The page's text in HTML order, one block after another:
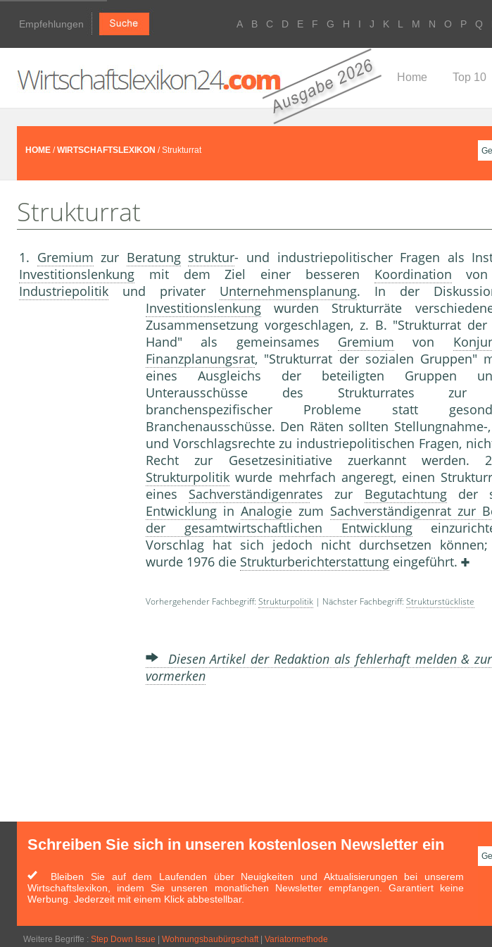
Empfehlungen A B C D E F G H I J K L M N O P Q
Home Top 10
HOME /WIRTSCHAFTSLEXIKON / Strukturrat
Strukturrat
1. Gremium zur Beratung struktur- und industriepolitischer Fragen als
Investitionslenkung mit dem Ziel einer besseren Koordination von
Industriepolitik und privater Unternehmensplanung. In der
Investitionslenkung wurden Strukturräte
Zusammensetzung vorgeschlagen, z. B. "Strukturrat
Hand" als gemeinsames Gremium von
Finanzplanungsrat, "Strukturrat der sozialen Gruppen"
eines Ausgleichs der beteiligten Gruppen
Unterausschüsse des Strukturrates zur
branchenspezifischer Probleme statt
Branchenausschüsse. Den Räten sollten Stellungnahme-
und Vorschlagsrechte zu industriepolitischen Fragen,
Recht zur Gesetzesinitiative zuerkannt
Strukturpolitik wurde mehrfach angeregt, einen
eines Sachverständigenrates zur Begutachtungder
Entwicklung in Analogie zum Sachverständigenrat zur
der gesamtwirtschaftlichen Entwicklung
Vorschlag hat sich jedoch nicht durchsetzen können;
wurde 1976 die Strukturberichterstattung eingeführt.
Vorhergehender Fachbegriff: Strukturpolitik | Nächster Fachbegriff: Strukturstückliste
Diesen Artikel der Redaktion als fehlerhaft melden &
vormerken
Schreiben Sie sich in unseren kostenlosen Newsletter ein
Bleiben Sie auf dem Laufenden über Neuigkeiten und Aktualisierungen bei unserem
Wirtschaftslexikon, indem Sie unseren monatlichen Newsletter empfangen. Garantiert keine
Werbung. Jederzeit mit einem Klick abbestellbar.
Weitere Begriffe : Step Down Issue Wohnungsbaubürgschaft| Variatormethode